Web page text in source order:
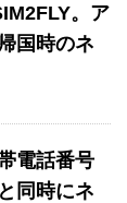
。ア
国時のネ
電話番号
同時にネ